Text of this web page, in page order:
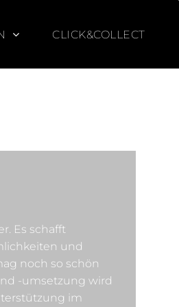
CLICK&COLLECT
Es schafft
und
noch so schön
-umsetzung wird
im